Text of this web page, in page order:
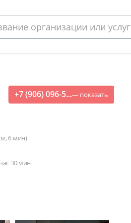
+7 (906) 096-5...— показать
6 мин)
30 мин